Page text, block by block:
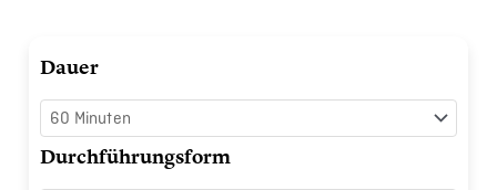
Dauer
Durchführungsform
Von
bis
Gen